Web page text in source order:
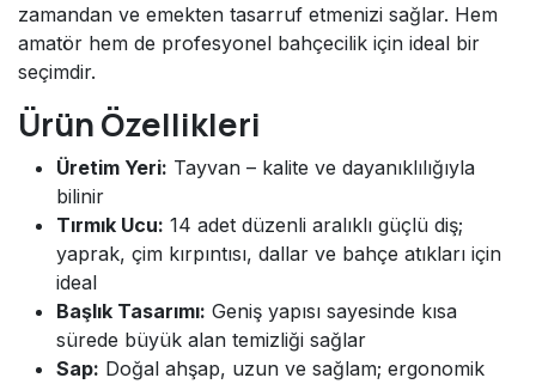
zamandan ve emekten tasarruf etmenizi sağlar. Hem
amatör hem de profesyonel bahçecilik için ideal bir
seçimdir.
Ürün Özellikleri
Üretim Yeri: Tayvan – kalite ve dayanıklılığıyla
bilinir
Tırmık Ucu: 14 adet düzenli aralıklı güçlü diş;
yaprak, çim kırpıntısı, dallar ve bahçe atıkları için
ideal
Başlık Tasarımı: Geniş yapısı sayesinde kısa
sürede büyük alan temizliği sağlar
Sap: Doğal ahşap, uzun ve sağlam; ergonomik